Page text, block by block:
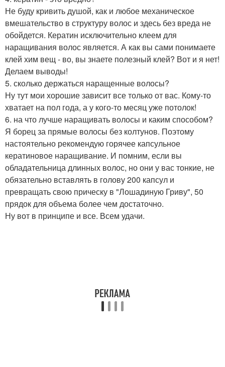
Не буду кривить душой, как и любое механическое
вмешательство в структуру волос и здесь без вреда не
обойдется. Кератин исключительно клеем для
наращивания волос является. А как вы сами понимаете
клей хим вещ - во, вы знаете полезный клей? Вот и я нет!
Делаем выводы!
5. сколько держаться наращенные волосы?
Ну тут мои хорошие зависит все только от вас. Кому-то
хватает на пол года, а у кого-то месяц уже потолок!
6. на что лучше наращивать волосы и каким способом?
Я борец за прямые волосы без колтунов. Поэтому
настоятельно рекомендую горячее капсульное
кератиновое наращивание. И помним, если вы
обладательница длинных волос, но они у вас тонкие, не
обязательно вставлять в голову 200 капсул и
превращать свою прическу в "Лошадиную Гриву", 50
прядок для объема более чем достаточно.
Ну вот в принципе и все. Всем удачи.